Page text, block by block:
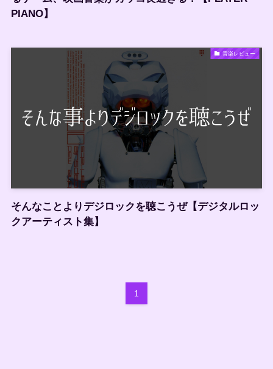
PIANO】
音楽レビュー
そんなことよりデジロックを聴こうぜ【デジタルロッ
クアーティスト集】
1